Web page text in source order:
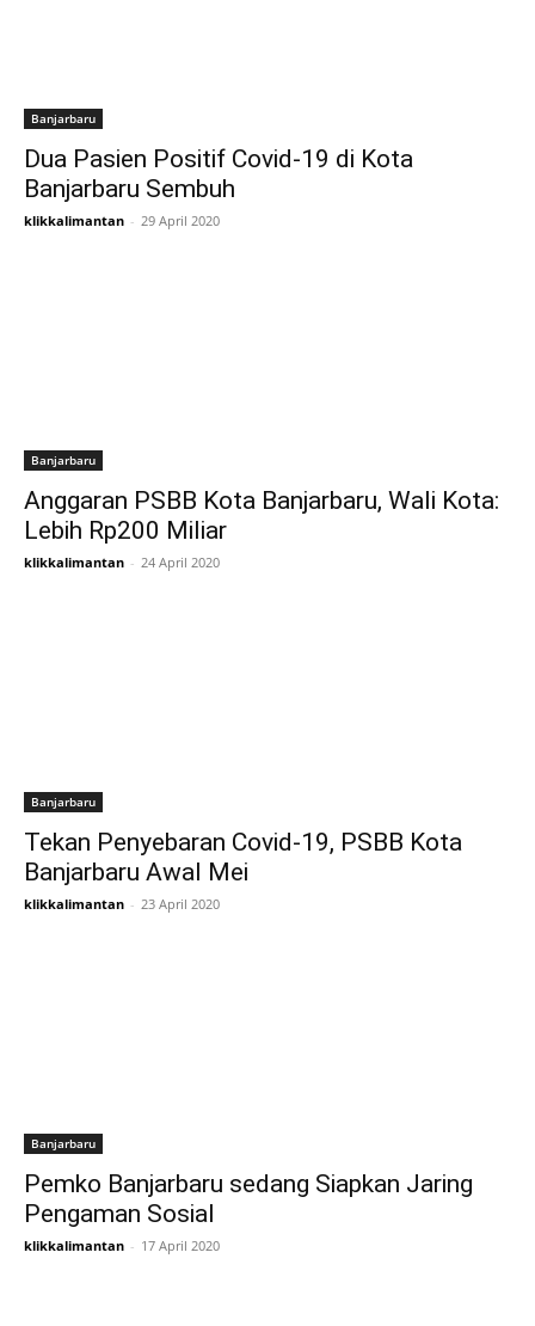
Banjarbaru
Dua Pasien Positif Covid-19 di Kota
Banjarbaru Sembuh
klikkalimantan - 29 April 2020
Banjarbaru
Anggaran PSBB Kota Banjarbaru, Wali Kota:
Lebih Rp200 Miliar
klikkalimantan - 24 April 2020
Banjarbaru
Tekan Penyebaran Covid-19, PSBB Kota
Banjarbaru Awal Mei
klikkalimantan - 23 April 2020
Banjarbaru
Pemko Banjarbaru sedang Siapkan Jaring
Pengaman Sosial
klikkalimantan - 17 April 2020